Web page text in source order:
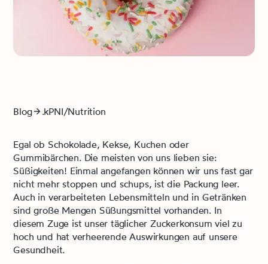
Blog .kPNI/Nutrition
Egal ob Schokolade, Kekse, Kuchen oder
Gummibärchen. Die meisten von uns lieben sie:
Süßigkeiten! Einmal angefangen können wir uns fast gar
nicht mehr stoppen und schups, ist die Packung leer.
Auch in verarbeiteten Lebensmitteln und in Getränken
sind große Mengen Süßungsmittel vorhanden. In
diesem Zuge ist unser täglicher Zuckerkonsum viel zu
hoch und hat verheerende Auswirkungen auf unsere
Gesundheit.